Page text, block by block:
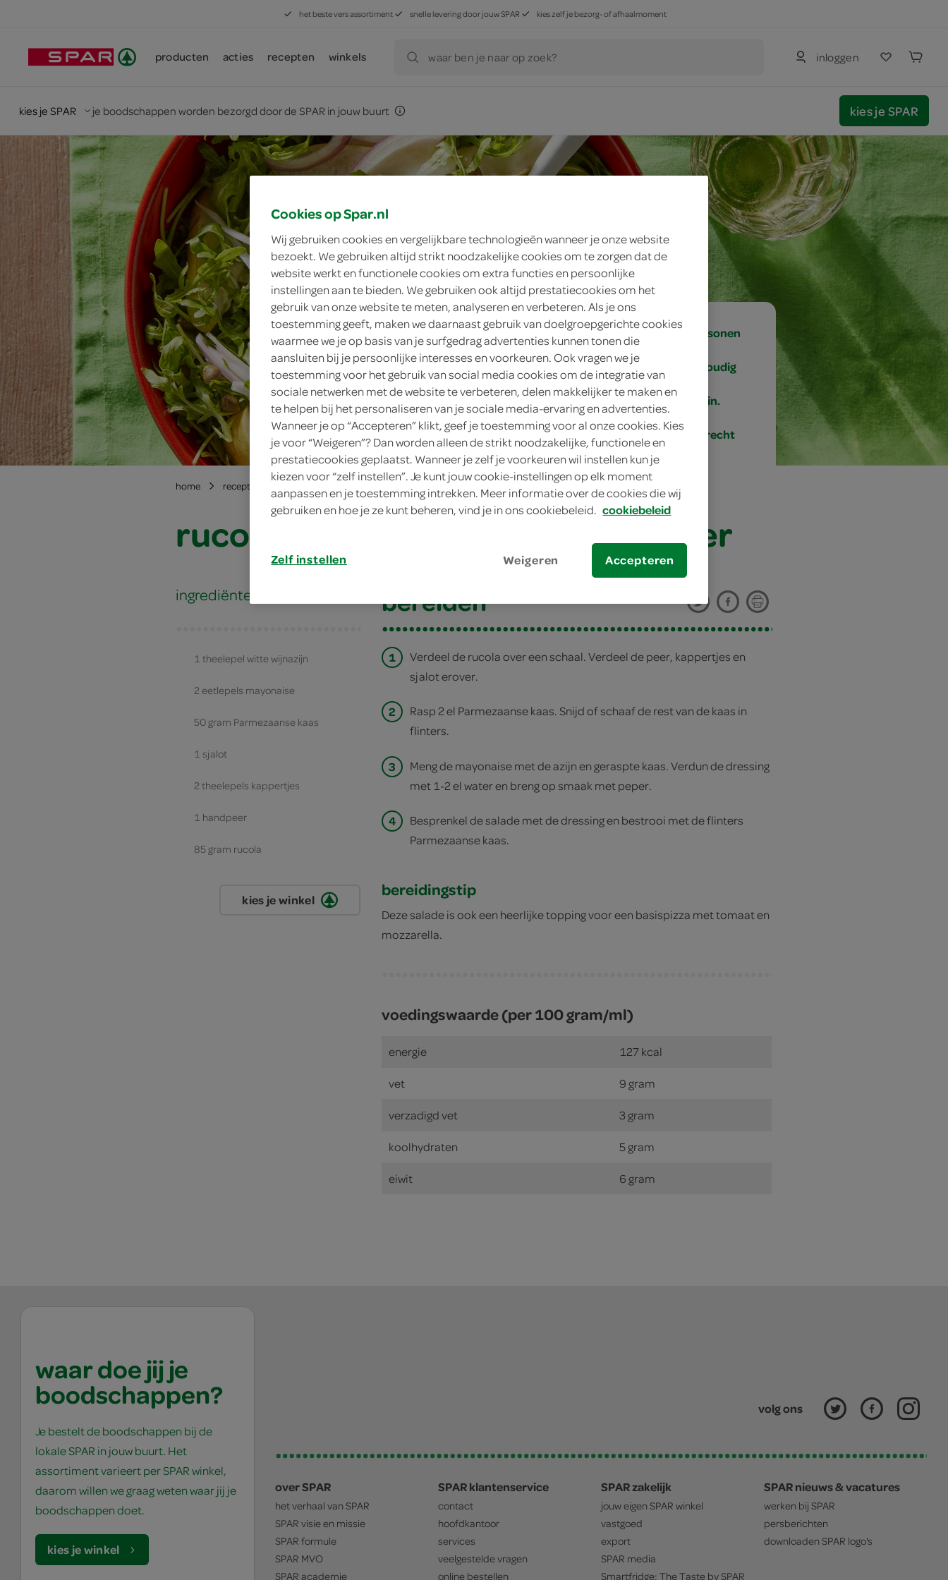
het beste vers assortiment snelle levering door jouw SPAR kies zelf je bezorg- of afhaalmoment
producten acties recepten winkels waar ben je naar op zoek? inloggen
kies je SPAR je boodschappen worden bezorgd door de SPAR in jouw buurt kies je SPAR
4 personen
eenvoudig
10 min.
bijgerecht
home recepten
rucola-parmezaansalade met peer
ingrediënten
1 theelepel witte wijnazijn
2 eetlepels mayonaise
50 gram Parmezaanse kaas
1 sjalot
2 theelepels kappertjes
1 handpeer
85 gram rucola
kies je winkel
bereiden
1
Verdeel de rucola over een schaal. Verdeel de peer, kappertjes en
sjalot erover.
2
Rasp 2 el Parmezaanse kaas. Snijd of schaaf de rest van de kaas in
flinters.
3
Meng de mayonaise met de azijn en geraspte kaas. Verdun de dressing
met 1-2 el water en breng op smaak met peper.
4
Besprenkel de salade met de dressing en bestrooi met de flinters
Parmezaanse kaas.
bereidingstip
Deze salade is ook een heerlijke topping voor een basispizza met tomaat en
mozzarella.
voedingswaarde (per 100 gram/ml)
energie 127 kcal
vet 9 gram
verzadigd vet 3 gram
koolhydraten 5 gram
eiwit 6 gram
waar doe jij je
boodschappen?
Je bestelt de boodschappen bij de
lokale SPAR in jouw buurt. Het
assortiment varieert per SPAR winkel,
daarom willen we graag weten waar jij je
boodschappen doet.
kies je winkel
volg ons
over SPAR
het verhaal van SPAR
SPAR visie en missie
SPAR formule
SPAR MVO
SPAR academie
SPAR klantenservice
contact
hoofdkantoor
services
veelgestelde vragen
online bestellen
SPAR zakelijk
jouw eigen SPAR winkel
vastgoed
export
SPAR media
Smartfridge: The Taste bySPAR
SPAR nieuws & vacatures
werken bij SPAR
persberichten
downloaden SPAR logo's
Cookies op Spar.nl
Wij gebruiken cookies en vergelijkbare technologieën wanneer je onze website
bezoekt. We gebruiken altijd strikt noodzakelijke cookies om te zorgen dat de
website werkt en functionele cookies om extra functies en persoonlijke
instellingen aan te bieden. We gebruiken ook altijd prestatiecookies om het
gebruik van onze website te meten, analyseren en verbeteren. Als je ons
toestemming geeft, maken we daarnaast gebruik van doelgroepgerichte cookies
waarmee we je op basis van je surfgedrag advertenties kunnen tonen die
aansluiten bij je persoonlijke interesses en voorkeuren. Ook vragen we je
toestemming voor het gebruik van social media cookies om de integratie van
sociale netwerken met de website te verbeteren, delen makkelijker te maken en
te helpen bij het personaliseren van je sociale media-ervaring en advertenties.
Wanneer je op “Accepteren” klikt, geef je toestemming voor al onze cookies. Kies
je voor “Weigeren”? Dan worden alleen de strikt noodzakelijke, functionele en
prestatiecookies geplaatst. Wanneer je zelf je voorkeuren wil instellen kun je
kiezen voor “zelf instellen”. Je kunt jouw cookie-instellingen op elk moment
aanpassen en je toestemming intrekken. Meer informatie over de cookies die wij
gebruiken en hoe je ze kunt beheren, vind je in ons cookiebeleid. cookiebeleid
Zelf instellen Weigeren Accepteren